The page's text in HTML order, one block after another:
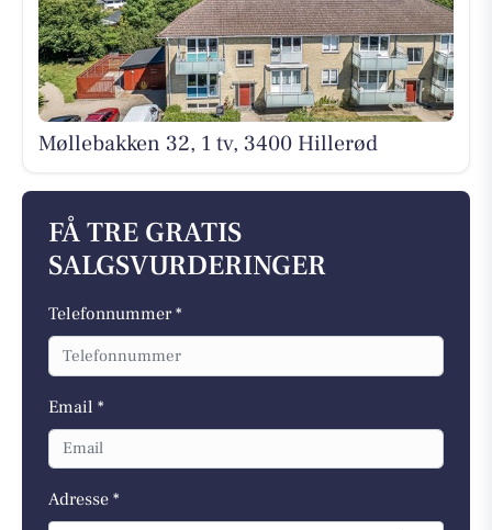
Møllebakken 32, 1 tv, 3400 Hillerød
FÅ TRE GRATIS
SALGSVURDERINGER
Telefonnummer *
Email *
Adresse *